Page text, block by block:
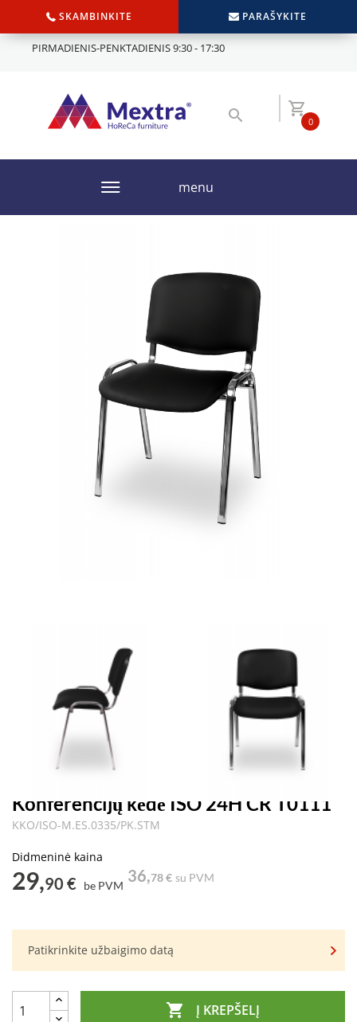
SKAMBINKITE PARAŠYKITE
PIRMADIENIS-PENKTADIENIS 9:30 - 17:30
0
menu
Konferencijų kėdė ISO 24H CR T0111
KKO/ISO-M.ES.0335/PK.STM
Didmeninė kaina
29,90 € be PVM
36,78 € su PVM
Patikrinkite užbaigimo datą
 Į KREPŠELĮ